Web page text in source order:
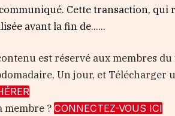
Cette transaction,
avant la fin de…...
est réservé aux membres
Un jour, et Télécharger
membre ?CONNECTEZ-VOUS ICI